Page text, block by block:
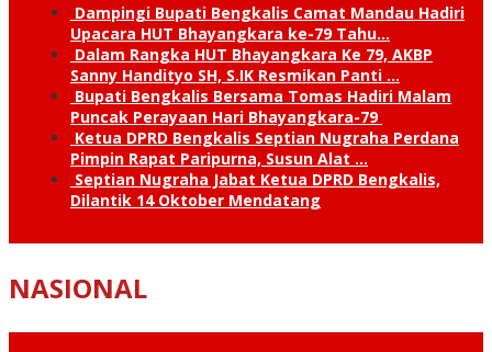
Dampingi Bupati Bengkalis Camat Mandau Hadiri
Upacara HUT Bhayangkara ke-79 Tahu…
Dalam Rangka HUT Bhayangkara Ke 79, AKBP
Sanny Handityo SH, S.IK Resmikan Panti …
Bupati Bengkalis Bersama Tomas Hadiri Malam
Puncak Perayaan Hari Bhayangkara-79
Ketua DPRD Bengkalis Septian Nugraha Perdana
Pimpin Rapat Paripurna, Susun Alat …
Septian Nugraha Jabat Ketua DPRD Bengkalis,
Dilantik 14 Oktober Mendatang
NASIONAL